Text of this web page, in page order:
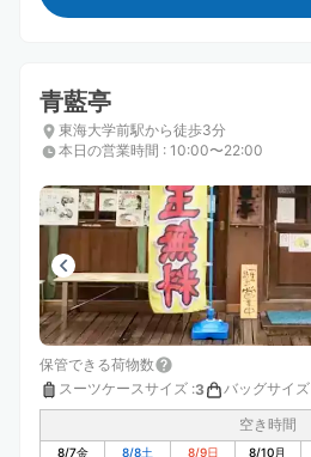
青藍亭
東海大学前駅から徒歩3分
本日の営業時間 : 10:00〜22:00
保管できる荷物数
スーツケースサイズ :3 バッグサイズ
空き時間
8/7金 8/8土 8/9日 8/10月